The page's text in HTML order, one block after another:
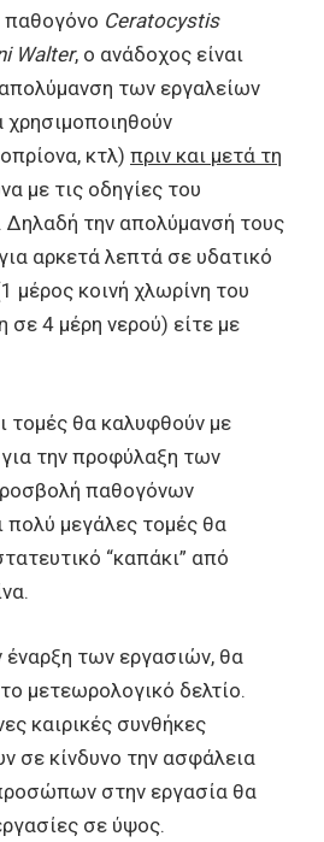
παθογόνο Ceratocystis
Walter, ο ανάδοχος είναι
των εργαλείων
κτλ) πριν και μετά τη
με τις οδηγίες του
την απολύμανσή τους
αρκετά λεπτά σε υδατικό
μέρος κοινή χλωρίνη του
σε 4 μέρη νερού) είτε με
τομές θα καλυφθούν με
την προφύλαξη των
παθογόνων
πολύ μεγάλες τομές θα
“καπάκι” από
έναρξη των εργασιών, θα
μετεωρολογικό δελτίο.
καιρικές συνθήκες
σε κίνδυνο την ασφάλεια
στην εργασία θα
σε ύψος.